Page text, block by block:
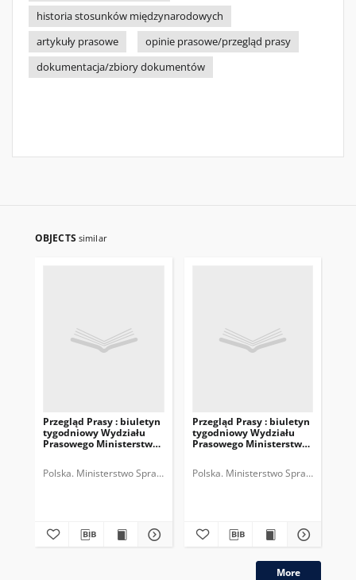
historia stosunków międzynarodowych
artykuły prasowe
opinie prasowe/przegląd prasy
dokumentacja/zbiory dokumentów
OBJECTS similar
Przegląd Prasy : biuletyn
tygodniowy Wydziału
Prasowego Ministerstwa
Polska. Ministerstwo Spraw Zagranicznych (1918-1939). Wydział
Przegląd Prasy : biuletyn
tygodniowy Wydziału
Prasowego Ministerstwa
Polska. Ministerstwo Spraw
More